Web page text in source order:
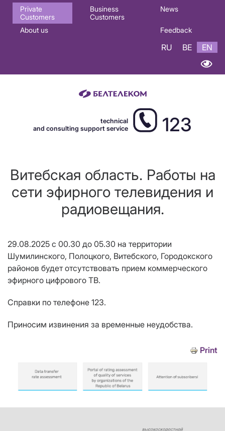
Основная
навигация
Private
Customers
Business
Customers
News
About us Feedback
RU BE EN
technical
and consulting support service
123
Витебская область. Работы на
сети эфирного телевидения и
радиовещания.
29.08.2025 с 00.30 до 05.30 на территории
Шумилинского, Полоцкого, Витебского, Городокского
районов будет отсутствовать прием коммерческого
эфирного цифрового ТВ.
Справки по телефоне 123.
Приносим извинения за временные неудобства.
Print